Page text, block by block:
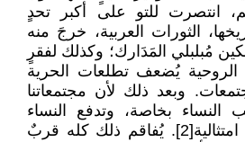
انتصرت للتو على أكبر تحدٍ
الثورات العربية، خرجَ منه
مُبلبلي المَدَارك؛ وكذلك لفقرٍ
الروحية يُضعف تطلعات الحرية
وبعد ذلك لأن مجتمعاتنا
النساء بخاصة، وتدفع النساء
والرجال باتجاه مسالك امتثالية[2]. يُفاقم ذلك كله قربٌ